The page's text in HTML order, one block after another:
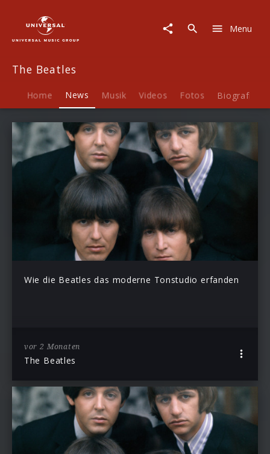
News
Menu
The Beatles
Home News Musik Videos Fotos Biografie
Wie die Beatles das moderne Tonstudio erfanden
vor 2 Monaten
The Beatles